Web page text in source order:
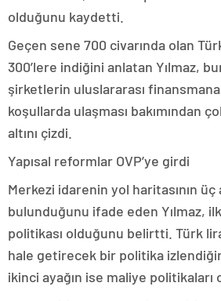
olduğunu kaydetti.
Geçen sene 700 civarında olan
300’lere indiğini anlatan Yılmaz,
şirketlerin uluslararası
koşullarda ulaşması bakımından
altını çizdi.
Yapısal reformlar OVP’ye girdi
Merkezi idarenin yol haritasının üç
bulunduğunu ifade eden Yılmaz,
politikası olduğunu belirtti. Türk
hale getirecek bir politika
ikinci ayağın ise maliye